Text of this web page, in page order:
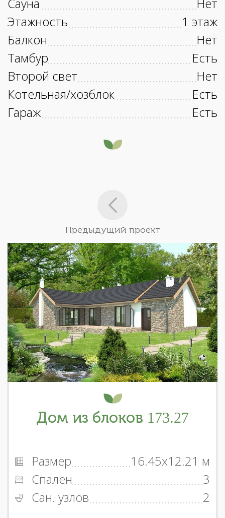
Этажность
1 этаж
Балкон
Нет
Тамбур
Есть
Второй свет
Нет
Котельная/хозблок
Есть
Гараж
Есть
Предыдущий проект
Дом из блоков 173.27
Размер
16.45x12.21 м
Спален
3
Сан. узлов
2